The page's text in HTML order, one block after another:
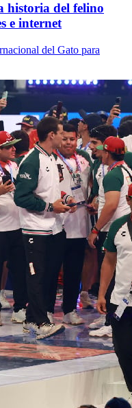
historia del felino
e internet
del Gato para